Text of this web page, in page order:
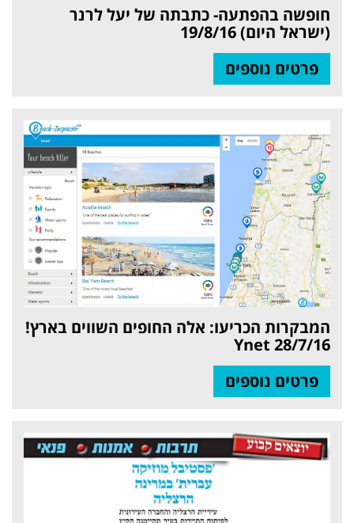
חופשה בהפתעה- כתבתה של יעל לרנר
(ישראל היום) 19/8/16
פרטים נוספים
המבקרות הכריעו: אלה החופים השווים בארץ!
Ynet 28/7/16
פרטים נוספים